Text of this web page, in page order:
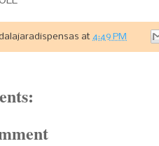
at 4:49 PM